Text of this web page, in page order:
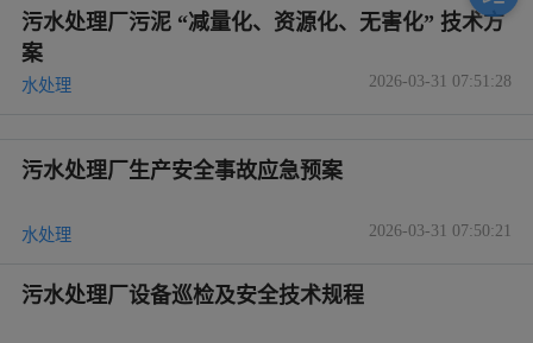
污水处理厂污泥 “减量化、资源化、无害化” 技术方
案
水处理 2026-03-31 07:51:28
污水处理厂生产安全事故应急预案
水处理 2026-03-31 07:50:21
污水处理厂设备巡检及安全技术规程